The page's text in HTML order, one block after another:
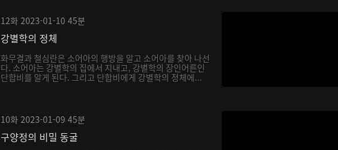
12화 2023-01-10 45분
강별학의 정체
화무결과 철심란은 소어아의 행방을 알고 소어아를 찾아 나선
다. 소어아는 강별학의 집에서 지내고, 강별학의 장인어른인
단합비를 알게 된다. 그리고 단합비에게 강별학의 정체에...
10화 2023-01-09 45분
구양정의 비밀 동굴